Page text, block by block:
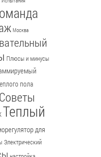
Москва
Плюсы и минусы
пола
Советы
Теплый
для
Электрический